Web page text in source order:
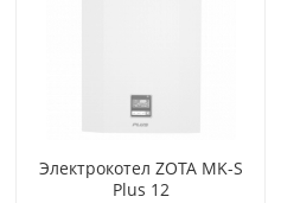
Электрокотел ZOTA MK-S
Plus 12